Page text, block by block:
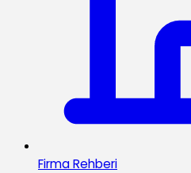
Firma Rehberi